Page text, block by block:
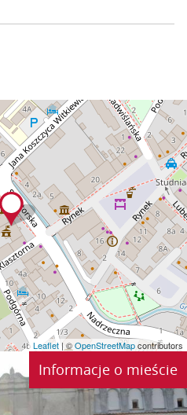
Leaflet | ©OpenStreetMapcontributors
Informacje o mieście